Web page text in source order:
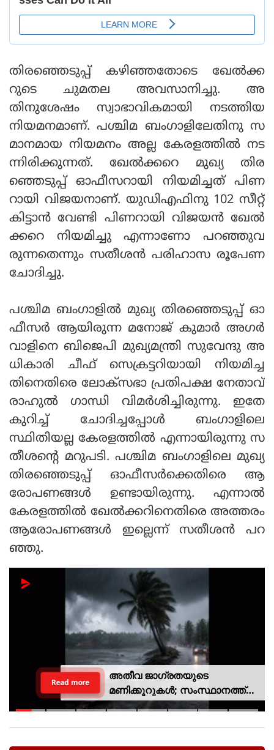
തിരഞ്ഞെടുപ്പ് കഴിഞ്ഞതോടെ ഖേൽക്ക
റുടെ ചുമതല അവസാനിച്ചു. അ
തിനുശേഷം സ്വാഭാവികമായി നടത്തിയ
നിയമനമാണ്. പശ്ചിമ ബംഗാളിലേതിനു സ
മാനമായ നിയമനം അല്ല കേരളത്തിൽ നട
ന്നിരിക്കുന്നത്. ഖേൽക്കറെ മുഖ്യ തിര
ഞ്ഞെടുപ്പ് ഓഫീസറായി നിയമിച്ചത് പിണ
റായി വിജയനാണ്. യുഡിഎഫിനു 102 സീറ്റ്
കിട്ടാൻ വേണ്ടി പിണറായി വിജയൻ ഖേൽ
ക്കറെ നിയമിച്ചു എന്നാണോ പറഞ്ഞുവ
രുന്നതെന്നും സതീശൻ പരിഹാസ രൂപേണ
ചോദിച്ചു.
പശ്ചിമ ബംഗാളിൽ മുഖ്യ തിരഞ്ഞെടുപ്പ് ഓ
ഫീസർ ആയിരുന്ന മനോജ് കുമാർ അഗർ
വാളിനെ ബിജെപി മുഖ്യമന്ത്രി സുവേന്ദു അ
ധികാരി ചീഫ് സെക്രട്ടറിയായി നിയമിച്ച
തിനെതിരെ ലോക്‌സഭാ പ്രതിപക്ഷ നേതാവ്
രാഹുൽ ഗാന്ധി വിമർശിച്ചിരുന്നു. ഇതേ
കുറിച്ച് ചോദിച്ചപ്പോൾ ബംഗാളിലെ
സ്ഥിതിയല്ല കേരളത്തിൽ എന്നായിരുന്നു സ
തീശന്റെ മറുപടി. പശ്ചിമ ബംഗാളിലെ മുഖ്യ
തിരഞ്ഞെടുപ്പ് ഓഫീസർക്കെതിരെ ആ
രോപണങ്ങൾ ഉണ്ടായിരുന്നു. എന്നാൽ
കേരളത്തിൽ ഖേൽക്കറിനെതിരെ അത്തരം
ആരോപണങ്ങൾ ഇല്ലെന്ന് സതീശൻ പറ
ഞ്ഞു.
അതീവ ജാഗ്രതയുടെ
മണിക്കൂറുകൾ; സംസ്ഥാനത്ത്
റെഡ് അലർട്ട്, ശക്തമായ
Read more